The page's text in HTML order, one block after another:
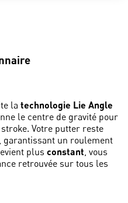
la technologie Lie Angle
le centre de gravité pour
Votre putter reste
garantissant un roulement
plus constant , vous
retrouvée sur tous les